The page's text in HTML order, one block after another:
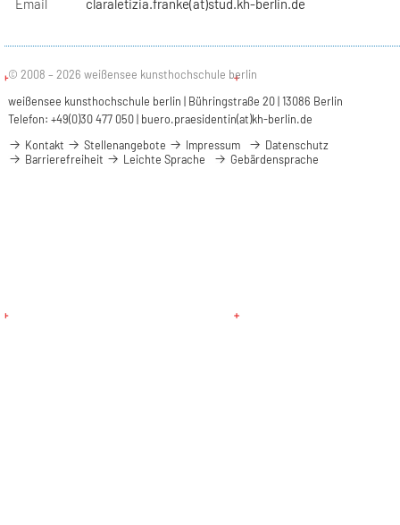
Email claraletizia.franke(at)stud.kh-berlin.de
© 2008 – 2026 weißensee kunsthochschule berlin
weißensee kunsthochschule berlin | Bühringstraße 20 | 13086 Berlin
Telefon: +49(0)30 477 050 | buero.praesidentin(at)kh-berlin.de
Kontakt
Stellenangebote Impressum
Datenschutz
Barrierefreiheit
Leichte Sprache Gebärdensprache